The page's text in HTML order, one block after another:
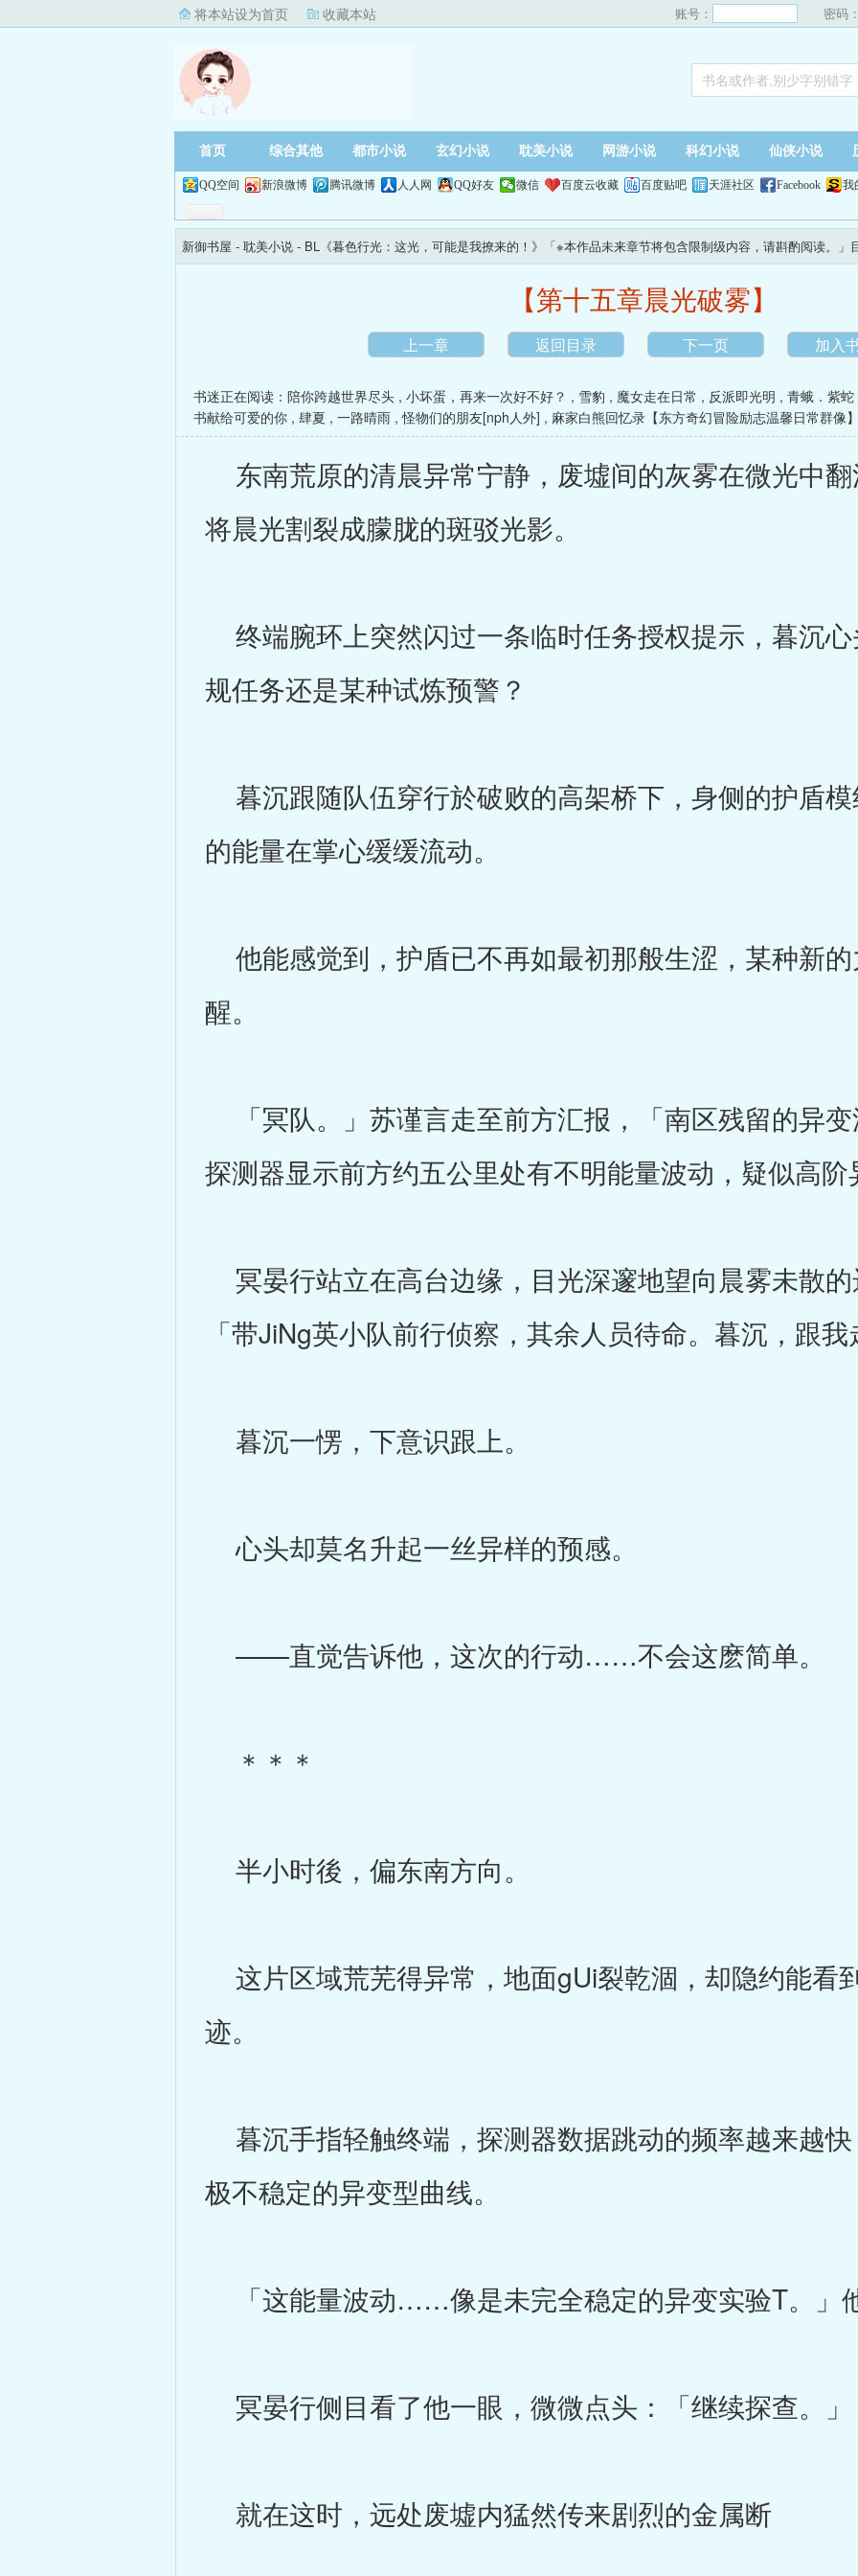
将本站设为首页 收藏本站 账号： 密码
首页 综合其他 都市小说 玄幻小说 耽美小说 网游小说 科幻小说 仙侠小说
QQ空间 新浪微博 腾讯微博 人人网 QQ好友 微信 百度云收藏 百度贴吧 天涯社区 Facebook 我
新御书屋 - 耽美小说 - BL《暮色行光：这光，可能是我撩来的！》「※本作品未来章节将包含限制级内容，请斟酌阅读。」
【第十五章晨光破雾】
上一章 返回目录 下一页 加入
书迷正在阅读： 陪你跨越世界尽头 , 小坏蛋，再来一次好不好？ , 雪豹 , 魔女走在日常 , 反派即光明 , 青蛾．紫
书献给可爱的你 , 肆夏 , 一路晴雨 ,怪物们的朋友[nph人外] , 麻家白熊回忆录【东方奇幻冒险励志温馨日常群像
东南荒原的清晨异常宁静，废墟间的灰雾在微光中
将晨光割裂成朦胧的斑驳光影。
终端腕环上突然闪过一条临时任务授权提示，暮沉
规任务还是某种试炼预警？
暮沉跟随队伍穿行於破败的高架桥下，身侧的护盾
的能量在掌心缓缓流动。
他能感觉到，护盾已不再如最初那般生涩，某种新
醒。
「冥队。」苏谨言走至前方汇报，「南区残留的异
探测器显示前方约五公里处有不明能量波动，疑似高
冥晏行站立在高台边缘，目光深邃地望向晨雾未散
「带JiNg英小队前行侦察，其余人员待命。暮沉，跟
暮沉一愣，下意识跟上。
心头却莫名升起一丝异样的预感。
——直觉告诉他，这次的行动……不会这麽简单。
＊＊＊
半小时後，偏东南方向。
这片区域荒芜得异常，地面gUi裂乾涸，却隐约能看
迹。
暮沉手指轻触终端，探测器数据跳动的频率越来越
极不稳定的异变型曲线。
「这能量波动……像是未完全稳定的异变实验T。」
冥晏行侧目看了他一眼，微微点头：「继续探查。」
就在这时，远处废墟内猛然传来剧烈的金属断